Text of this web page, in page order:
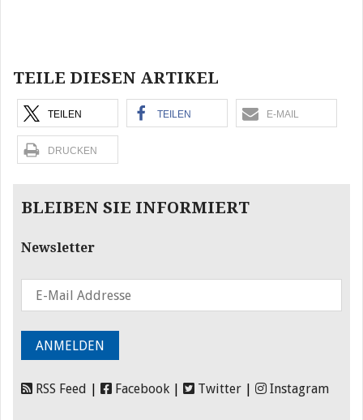
TEILE DIESEN ARTIKEL
TEILEN TEILEN E-MAIL
DRUCKEN
BLEIBEN SIE INFORMIERT
Newsletter
RSS Feed Facebook Twitter Instagram